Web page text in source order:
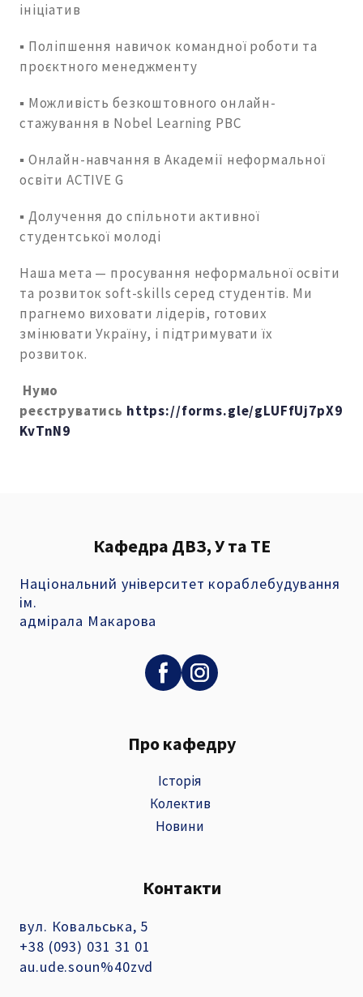
ініціатив
▪️ Поліпшення навичок командної роботи та
проєктного менеджменту
▪️ Можливість безкоштовного онлайн-
стажування в Nobel Learning PBС
▪️ Онлайн-навчання в Академії неформальної
освіти ACTIVE G
▪️ Долучення до спільноти активної
студентської молоді
Наша мета — просування неформальної освіти
та розвиток soft-skills серед студентів. Ми
прагнемо виховати лідерів, готових
змінювати Україну, і підтримувати їх
розвиток.
Нумо
реєструватись https://forms.gle/gLUFfUj7pX9
KvTnN9
Кафедра ДВЗ, У та ТЕ
Національний університет кораблебудування
ім.
адмірала Макарова
Про кафедру
Історія
Колектив
Новини
Контакти
вул. Ковальська, 5
+38 (093) 031 31 01
au.ude.soun%40zvd